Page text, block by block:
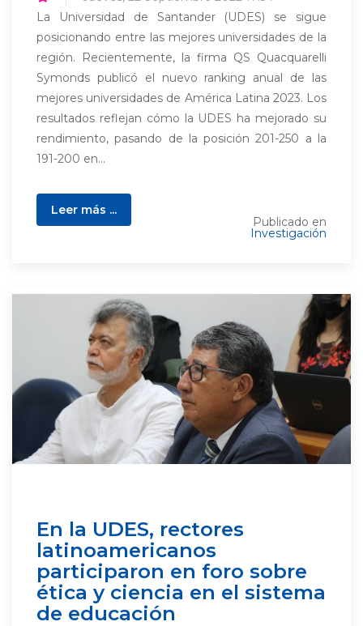
La Universidad de Santander (UDES) se sigue
posicionando entre las mejores universidades de la
región. Recientemente, la firma QS Quacquarelli
Symonds publicó el nuevo ranking anual de las
mejores universidades de América Latina 2023. Los
resultados reflejan cómo la UDES ha mejorado su
rendimiento, pasando de la posición 201-250 a la
191-200 en...
Leer más ...
Publicado en
Investigación
En la UDES, rectores
latinoamericanos
participaron en foro sobre
ética y ciencia en el sistema
de educación